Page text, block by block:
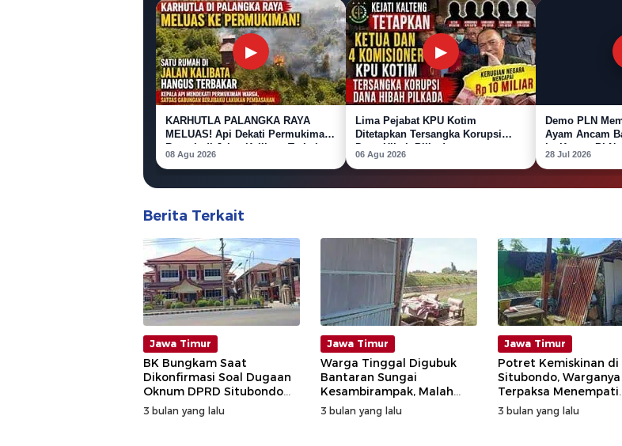
▶
KARHUTLA PALANGKA RAYA
MELUAS! Api Dekati Permukiman,
Rumah di Jalan Kalibata Terbakar
08 Agu 2026
▶
Lima Pejabat KPU Kotim
Ditetapkan Tersangka Korupsi
Dana Hibah Pilkada
06 Agu 2026
Demo PLN
Ayam Ancam
ke Kantor PLN
28 Jul 2026
Berita Terkait
Jawa Timur
BK Bungkam Saat
Dikonfirmasi Soal Dugaan
Oknum DPRD Situbondo
Minta Uang Usai Sidak
Pabrik Kosmetik
3 bulan yang lalu
Jawa Timur
Warga Tinggal Digubuk
Bantaran Sungai
Kesambirampak, Malah
Diusir
3 bulan yang lalu
Jawa Timur
Potret Kemiskinan di
Situbondo, Warganya
Terpaksa Menempati
Gubuk Reyot di
Sungai
3 bulan yang lalu